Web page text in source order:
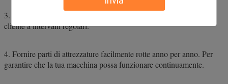
3. Forniamo una guida a vita sulle nostre attrezzature. Visitiamo il
cliente a intervalli regolari.
4. Fornire parti di attrezzature facilmente rotte anno per anno. Per
garantire che la tua macchina possa funzionare continuamente.